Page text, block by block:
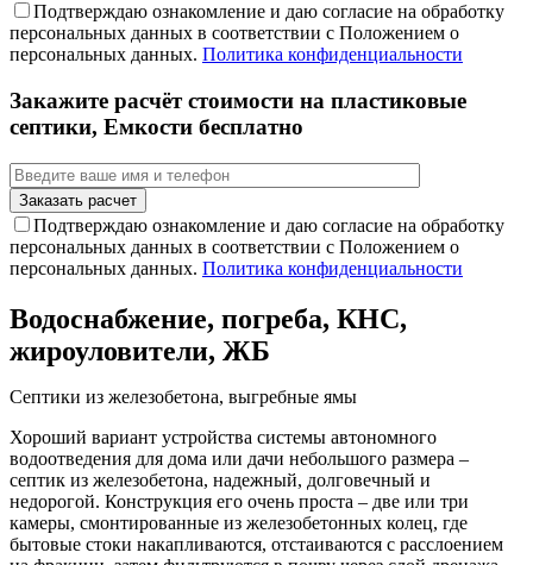
Подтверждаю ознакомление и даю согласие на обработку
персональных данных в соответствии с Положением о
персональных данных. Политика конфиденциальности
Закажите расчёт стоимости на пластиковые
септики, Емкости бесплатно
Подтверждаю ознакомление и даю согласие на обработку
персональных данных в соответствии с Положением о
персональных данных. Политика конфиденциальности
Водоснабжение, погреба, КНС,
жироуловители, ЖБ
Септики из железобетона, выгребные ямы
Хороший вариант устройства системы автономного
водоотведения для дома или дачи небольшого размера –
септик из железобетона, надежный, долговечный и
недорогой. Конструкция его очень проста – две или три
камеры, смонтированные из железобетонных колец, где
бытовые стоки накапливаются, отстаиваются с расслоением